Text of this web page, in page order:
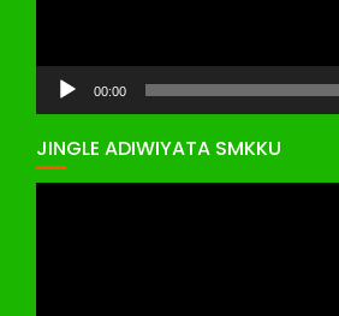
00:00
JINGLE ADIWIYATA SMKKU